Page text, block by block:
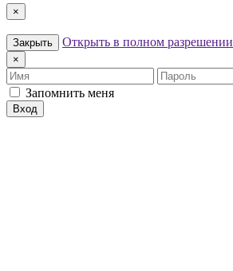
×
Закрыть Открыть в полном разрешении
×
Имя
Пароль
Запомнить меня
Вход